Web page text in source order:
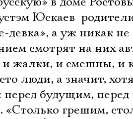
Юскаев 
девка», а уж никак
смотрят на них
жалки, и смешны, и
люди, а значит,
будущим,
грешим,